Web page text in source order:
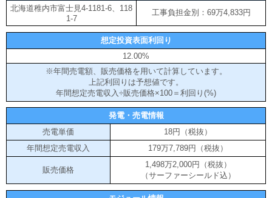
北海道稚内市富士見4-1181-6、118
1-7
工事負担金別：69万4,833円
想定投資表面利回り
12.00%
※年間売電額、販売価格を用いて計算しています。
上記利回りは予想値です。
年間想定売電収入÷販売価格×100＝利回り(%)
発電・売電情報
売電単価
18円（税抜）
年間想定売電収入
179万7,789円（税抜）
販売価格
1,498万2,000円（税抜）
（サーファーシールド込）